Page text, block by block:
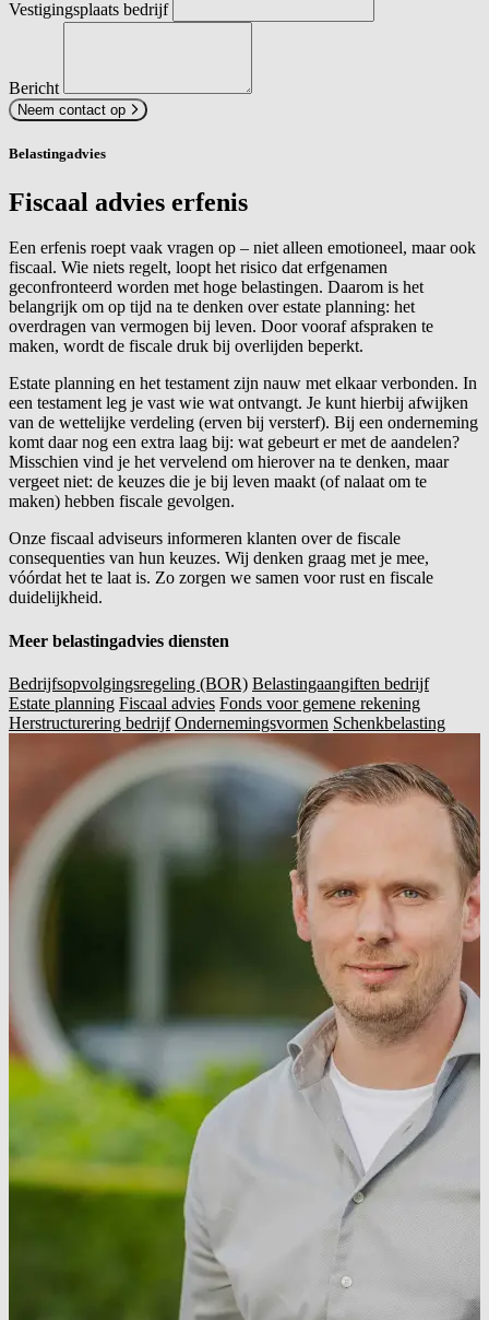
Vestigingsplaats bedrijf
Bericht
Neem contact op
Belastingadvies
Fiscaal advies erfenis
Een erfenis roept vaak vragen op – niet alleen emotioneel, maar ook
fiscaal. Wie niets regelt, loopt het risico dat erfgenamen
geconfronteerd worden met hoge belastingen. Daarom is het
belangrijk om op tijd na te denken over estate planning: het
overdragen van vermogen bij leven. Door vooraf afspraken te
maken, wordt de fiscale druk bij overlijden beperkt.
Estate planning en het testament zijn nauw met elkaar verbonden. In
een testament leg je vast wie wat ontvangt. Je kunt hierbij afwijken
van de wettelijke verdeling (erven bij versterf). Bij een onderneming
komt daar nog een extra laag bij: wat gebeurt er met de aandelen?
Misschien vind je het vervelend om hierover na te denken, maar
vergeet niet: de keuzes die je bij leven maakt (of nalaat om te
maken) hebben fiscale gevolgen.
Onze fiscaal adviseurs informeren klanten over de fiscale
consequenties van hun keuzes. Wij denken graag met je mee,
vóórdat het te laat is. Zo zorgen we samen voor rust en fiscale
duidelijkheid.
Meer belastingadvies diensten
Bedrijfsopvolgingsregeling (BOR) Belastingaangiften bedrijf
Estate planning Fiscaal advies Fonds voor gemene rekening
Herstructurering bedrijf Ondernemingsvormen Schenkbelasting